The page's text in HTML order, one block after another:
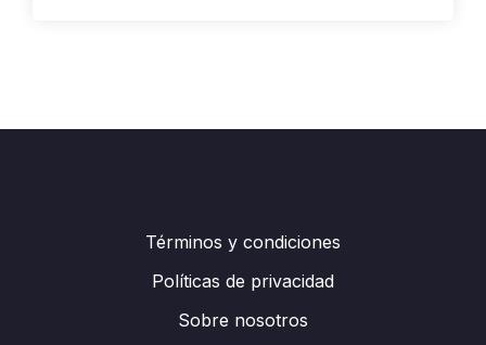
Términos y condiciones
Políticas de privacidad
Sobre nosotros